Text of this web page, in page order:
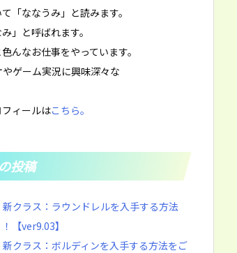
「ななうみ」と読みます。
」と呼ばれます。
んなお仕事をやっています。
ゲーム実況に興味深々な
ィールはこちら。
投稿
新クラス：ラウンドレルを入手する方法
【ver9.03】
新クラス：ボルディンを入手する方法をご